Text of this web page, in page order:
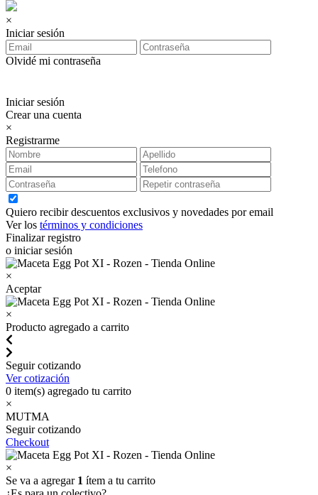
×
Iniciar sesión
Olvidé mi contraseña
Iniciar sesión
Crear una cuenta
×
Registrarme
Quiero recibir descuentos exclusivos y novedades por email
Ver los términos y condiciones
Finalizar registro
o iniciar sesión
×
Aceptar
×
Producto agregado a carrito
Seguir cotizando
Ver cotización
0 item(s) agregado tu carrito
×
MUTMA
Seguir cotizando
Checkout
×
Se va a agregar 1 ítem a tu carrito